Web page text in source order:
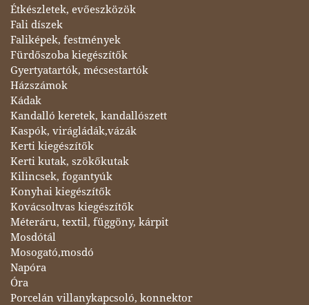
Étkészletek, evőeszközök
Fali díszek
Faliképek, festmények
Fürdőszoba kiegészítők
Gyertyatartók, mécsestartók
Házszámok
Kádak
Kandalló keretek, kandallószett
Kaspók, virágládák,vázák
Kerti kiegészítők
Kerti kutak, szökőkutak
Kilincsek, fogantyúk
Konyhai kiegészítők
Kovácsoltvas kiegészítők
Méteráru, textil, függöny, kárpit
Mosdótál
Mosogató,mosdó
Napóra
Óra
Porcelán villanykapcsoló, konnektor